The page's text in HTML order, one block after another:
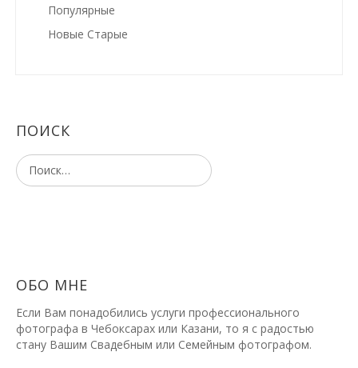
Популярные
Новые Старые
ПОИСК
ОБО МНЕ
Если Вам понадобились услуги профессионального
фотографа в Чебоксарах или Казани, то я с радостью
стану Вашим Свадебным или Семейным фотографом.